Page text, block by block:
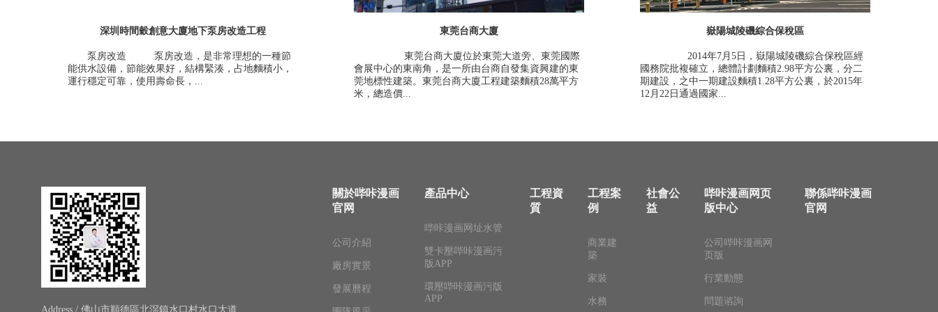
深圳時間穀創意大廈地下泵房改造工程
泵房改造 泵房改造，是非常理想的一種節
能供水設備，節能效果好，結構緊湊，占地麵積小，
運行穩定可靠，使用壽命長，...
東莞台商大廈
東莞台商大廈位於東莞大道旁、東莞國際
會展中心的東南角，是一所由台商自發集資興建的東
莞地標性建築。東莞台商大廈工程建築麵積28萬平方
米，總造價...
嶽陽城陵磯綜合保稅區
2014年7月5日，嶽陽城陵磯綜合保稅區經
國務院批複確立，總體計劃麵積2.98平方公裏，分二
期建設，之中一期建設麵積1.28平方公裏，於2015年
12月22日通過國家...
Address / 佛山市順德區北滘鎮水口村水口大道
關於哔咔漫画
官网
公司介紹
廠房實景
發展曆程
產品中心
哔咔漫画网址水管
雙卡壓哔咔漫画污
版APP
環壓哔咔漫画污版
APP
工程資
質
工程案
例
商業建
築
家裝
水務
社會公
益
哔咔漫画网页
版中心
公司哔咔漫画网
页版
行業動態
問題谘詢
聯係哔咔漫画
官网